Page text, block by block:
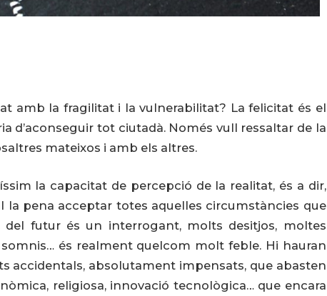
amb la fragilitat i la vulnerabilitat? La felicitat és el
d’aconseguir tot ciutadà. Només vull ressaltar de la
mateixos i amb els altres.
la capacitat de percepció de la realitat, és a dir,
la pena acceptar totes aquelles circumstàncies que
futur és un interrogant, molts desitjos, moltes
somnis… és realment quelcom molt feble. Hi hauran
accidentals, absolutament impensats, que abasten
religiosa, innovació tecnològica… que encara